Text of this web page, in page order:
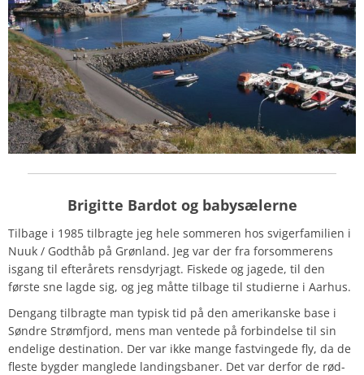
Brigitte Bardot og babysælerne
Tilbage i 1985 tilbragte jeg hele sommeren hos svigerfamilien i
Nuuk / Godthåb på Grønland. Jeg var der fra forsommerens
isgang til efterårets rensdyrjagt. Fiskede og jagede, til den
første sne lagde sig, og jeg måtte tilbage til studierne i Aarhus.
Dengang tilbragte man typisk tid på den amerikanske base i
Søndre Strømfjord, mens man ventede på forbindelse til sin
endelige destination. Der var ikke mange fastvingede fly, da de
fleste bygder manglede landingsbaner. Det var derfor de rød-